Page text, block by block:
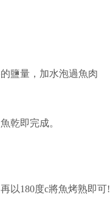
鹽量，加水泡過魚肉
乾即完成。
以180度c將魚烤熟即可!